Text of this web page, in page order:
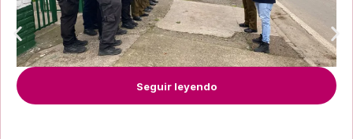
Seguir leyendo